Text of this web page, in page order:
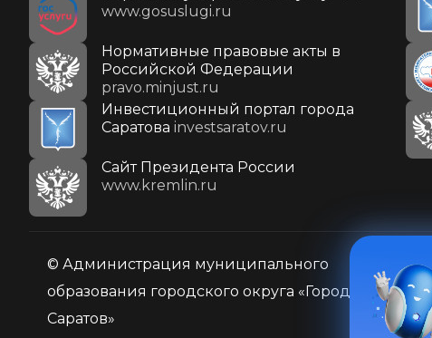
www.gosuslugi.ru
Нормативные правовые акты в
Российской Федерации
pravo.minjust.ru
Инвестиционный портал города
Саратова investsaratov.ru
Cайт Президента России
www.kremlin.ru
© Администрация муниципального
образования городского округа «Город
Саратов»